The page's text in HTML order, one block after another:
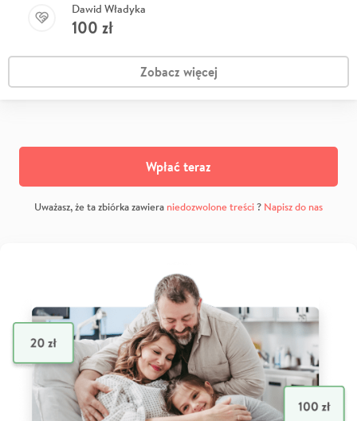
Dawid Władyka
100 zł
Zobacz więcej
Wpłać teraz
Uważasz, że ta zbiórka zawiera niedozwolone treści? Napisz do nas